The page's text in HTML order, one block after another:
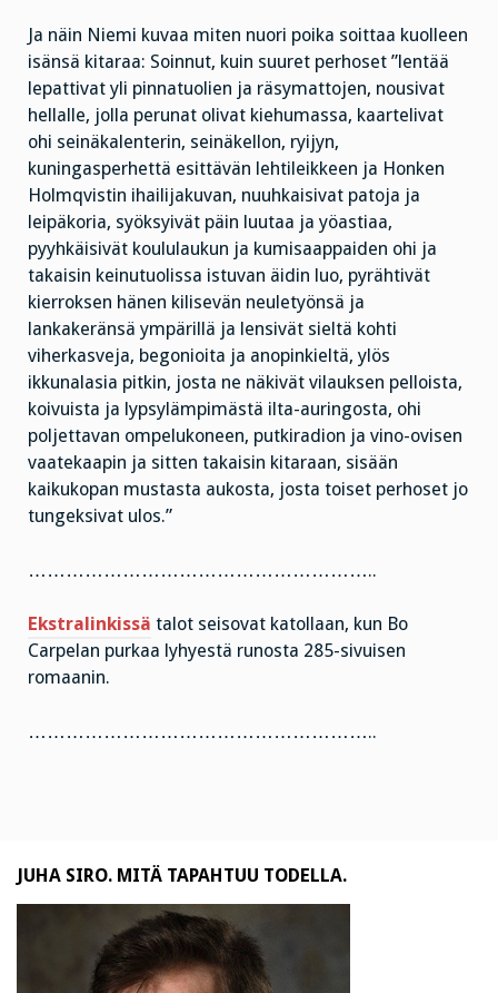
Ja näin Niemi kuvaa miten nuori poika soittaa kuolleen
isänsä kitaraa: Soinnut, kuin suuret perhoset ”lentää
lepattivat yli pinnatuolien ja räsymattojen, nousivat
hellalle, jolla perunat olivat kiehumassa, kaartelivat
ohi seinäkalenterin, seinäkellon, ryijyn,
kuningasperhettä esittävän lehtileikkeen ja Honken
Holmqvistin ihailijakuvan, nuuhkaisivat patoja ja
leipäkoria, syöksyivät päin luutaa ja yöastiaa,
pyyhkäisivät koululaukun ja kumisaappaiden ohi ja
takaisin keinutuolissa istuvan äidin luo, pyrähtivät
kierroksen hänen kilisevän neuletyönsä ja
lankakeränsä ympärillä ja lensivät sieltä kohti
viherkasveja, begonioita ja anopinkieltä, ylös
ikkunalasia pitkin, josta ne näkivät vilauksen pelloista,
koivuista ja lypsylämpimästä ilta-auringosta, ohi
poljettavan ompelukoneen, putkiradion ja vino-ovisen
vaatekaapin ja sitten takaisin kitaraan, sisään
kaikukopan mustasta aukosta, josta toiset perhoset jo
tungeksivat ulos.”
………………………………………………..
Ekstralinkissä talot seisovat katollaan, kun Bo
Carpelan purkaa lyhyestä runosta 285-sivuisen
romaanin.
………………………………………………..
JUHA SIRO. MITÄ TAPAHTUU TODELLA.